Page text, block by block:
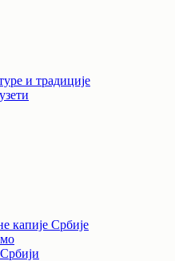
и традиције
капије Србије